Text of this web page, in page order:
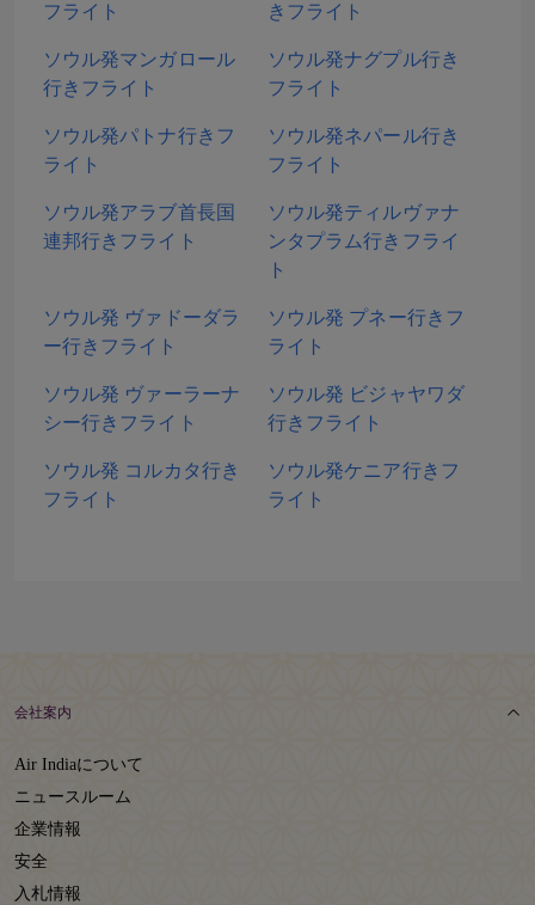
フライト
きフライト
ソウル発マンガロール
行きフライト
ソウル発ナグプル行き
フライト
ソウル発パトナ行きフ
ライト
ソウル発ネパール行き
フライト
ソウル発アラブ首長国
連邦行きフライト
ソウル発ティルヴァナ
ンタプラム行きフライ
ト
ソウル発 ヴァドーダラ
ー行きフライト
ソウル発 プネー行きフ
ライト
ソウル発 ヴァーラーナ
シー行きフライト
ソウル発 ビジャヤワダ
行きフライト
ソウル発 コルカタ行き
フライト
ソウル発ケニア行きフ
ライト
会社案内
Air Indiaについて
ニュースルーム
企業情報
安全
入札情報